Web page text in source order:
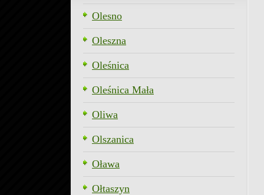
Olesno
Oleszna
Oleśnica
Oleśnica Mała
Oliwa
Olszanica
Oława
Ołtaszyn